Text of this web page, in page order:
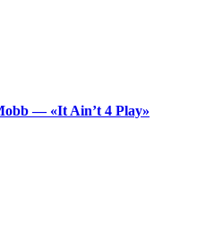
— «It Ain’t 4 Play»